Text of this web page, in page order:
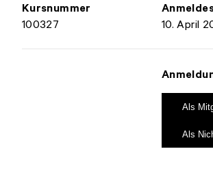
Kursnummer
100327
10. April
Als
Als